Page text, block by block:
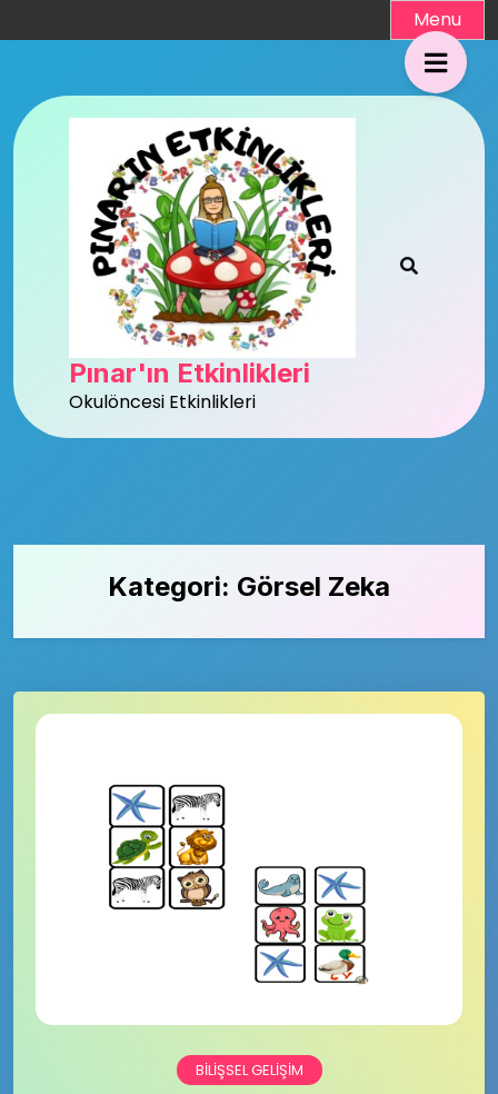
to
Menu
Pınar'ın Etkinlikleri
Okulöncesi Etkinlikleri
Kategori: Görsel Zeka
BILIŞSEL GELIŞIM